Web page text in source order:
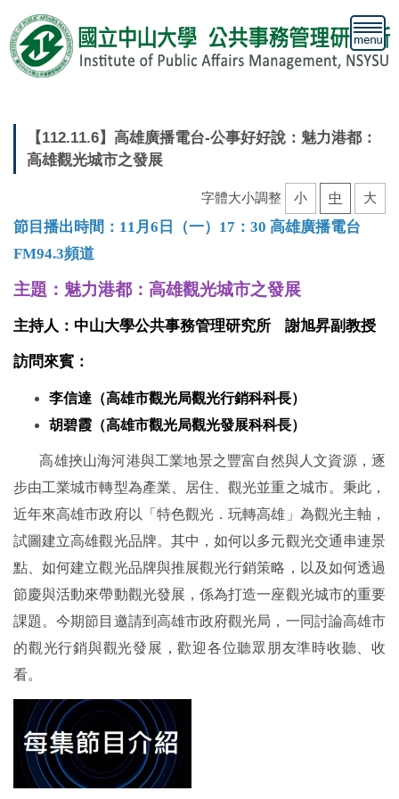
到
主
要
【112.11.6】高雄廣播電台-公事好好說：魅力港都：
高雄觀光城市之發展
字體大小調整 小 中 大
節目播出時間：11月6日（一） 17：30 高雄廣播電台
FM94.3頻道
主題：魅力港都：高雄觀光城市之發展
主持人：中山大學公共事務管理研究所 謝旭昇副教授
訪問來賓：
李信達（高雄市觀光局觀光行銷科科長）
胡碧霞（高雄市觀光局觀光發展科科長）
高雄挾山海河港與工業地景之豐富自然與人文資源，逐
步由工業城市轉型為產業、居住、觀光並重之城市。秉此，
近年來高雄市政府以「特色觀光．玩轉高雄」為觀光主軸，
試圖建立高雄觀光品牌。其中，如何以多元觀光交通串連景
點、如何建立觀光品牌與推展觀光行銷策略，以及如何透過
節慶與活動來帶動觀光發展，係為打造一座觀光城市的重要
課題。今期節目邀請到高雄市政府觀光局，一同討論高雄市
的觀光行銷與觀光發展，歡迎各位聽眾朋友準時收聽、收
看。